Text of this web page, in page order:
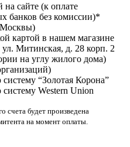
на сайте (к оплате
банков без комиссии)*
картой в нашем магазине
Митинская, д. 28 корп. 2
на углу жилого дома)
“Золотая Корона”
Western Union
будет произведена
на момент оплаты.